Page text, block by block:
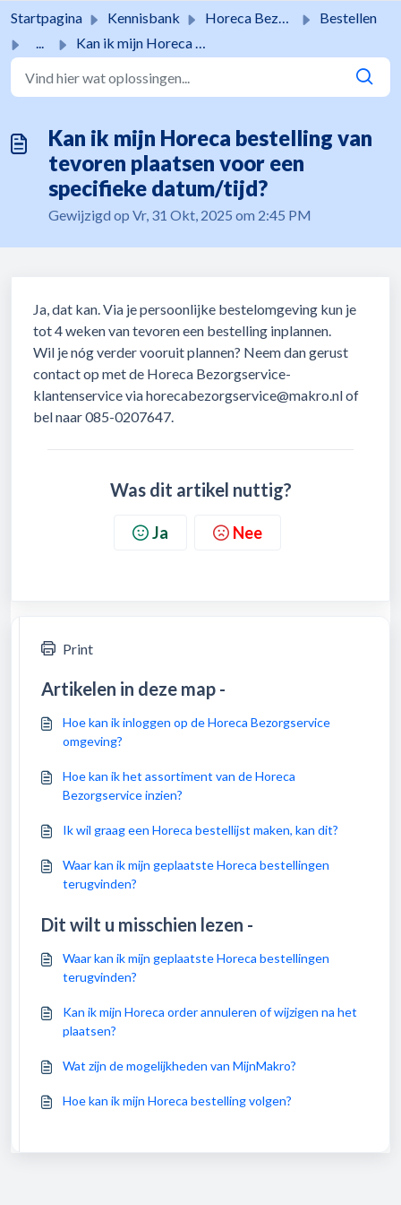
Startpagina Kennisbank Horeca Bezorgservice
Bestellen
...
Kan ik mijn Horeca bestelling van tevoren plaatsen voor e...
Kan ik mijn Horeca bestelling van
tevoren plaatsen voor een
specifieke datum/tijd?
Gewijzigd op Vr, 31 Okt, 2025 om 2:45 PM
Ja, dat kan. Via je persoonlijke bestelomgeving kun je
tot 4 weken van tevoren een bestelling inplannen.
Wil je nóg verder vooruit plannen? Neem dan gerust
contact op met de Horeca Bezorgservice-
klantenservice via horecabezorgservice@makro.nl of
bel naar 085-0207647.
Was dit artikel nuttig?
Ja Nee
Print
Artikelen in deze map -
Hoe kan ik inloggen op de Horeca Bezorgservice
omgeving?
Hoe kan ik het assortiment van de Horeca
Bezorgservice inzien?
Ik wil graag een Horeca bestellijst maken, kan dit?
Waar kan ik mijn geplaatste Horeca bestellingen
terugvinden?
Dit wilt u misschien lezen -
Waar kan ik mijn geplaatste Horeca bestellingen
terugvinden?
Kan ik mijn Horeca order annuleren of wijzigen na het
plaatsen?
Wat zijn de mogelijkheden van MijnMakro?
Hoe kan ik mijn Horeca bestelling volgen?